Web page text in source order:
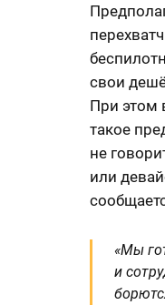
свои
При этом
такое
не
или
«Мы
и